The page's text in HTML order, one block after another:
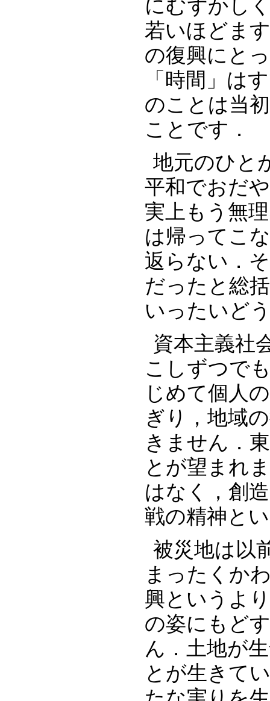
にむずかし
若いほどま
の復興にと
「時間」は
のことは当
ことです．
地元のひと
平和でおだ
実上もう無
は帰ってこ
返らない．
だったと総
いったいど
資本主義社
こしずつで
じめて個人
ぎり，地域
きません．
とが望まれ
はなく，創
戦の精神と
被災地は以
まったくか
興というよ
の姿にもど
ん．土地が
とが生きて